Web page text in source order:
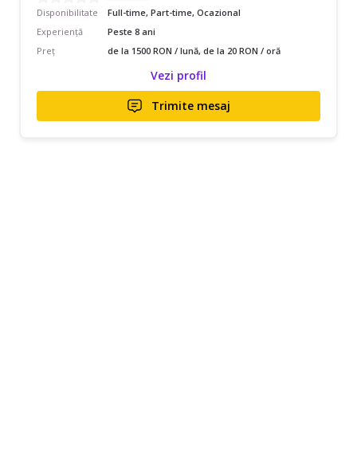
Disponibilitate
Full-time, Part-time, Ocazional
Experiență
Peste 8 ani
Preț
de la 1500 RON / lună, de la 20 RON / oră
Vezi profil
Trimite mesaj